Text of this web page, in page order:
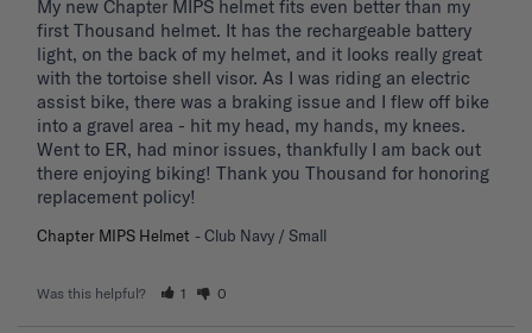
My new Chapter MIPS helmet fits even better than my
first Thousand helmet. It has the rechargeable battery
light, on the back of my helmet, and it looks really great
with the tortoise shell visor. As I was riding an electric
assist bike, there was a braking issue and I flew off bike
into a gravel area - hit my head, my hands, my knees.
Went to ER, had minor issues, thankfully I am back out
there enjoying biking! Thank you Thousand for honoring
replacement policy!
Chapter MIPS Helmet Club Navy / Small
Was this helpful? 1 0